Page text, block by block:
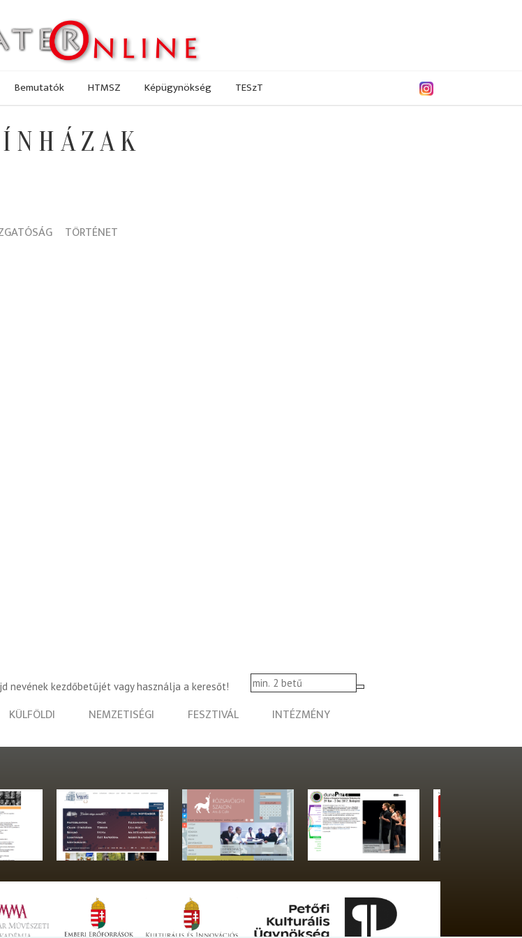
Bemutatók HTMSZ Képügynökség TESzT
TÖRTÉNET
nevének kezdőbetűjét vagy használja a keresőt!
KÜLFÖLDI NEMZETISÉGI FESZTIVÁL INTÉZMÉNY